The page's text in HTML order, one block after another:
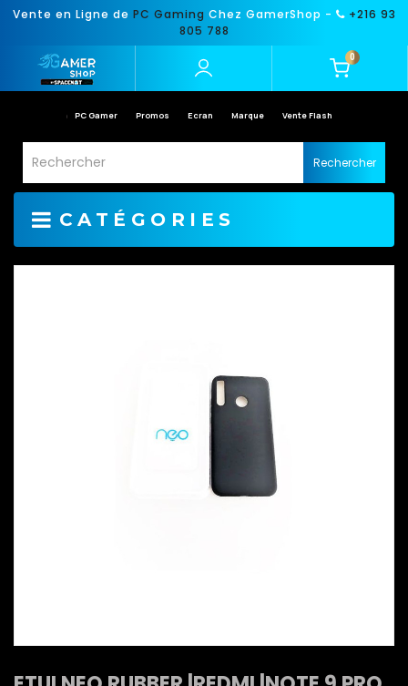
Vente en Ligne de PC Gaming Chez GamerShop -
+216 93
805 788
0
PC Gamer Promos Ecran Marque Vente Flash
Rechercher
CATÉGORIES